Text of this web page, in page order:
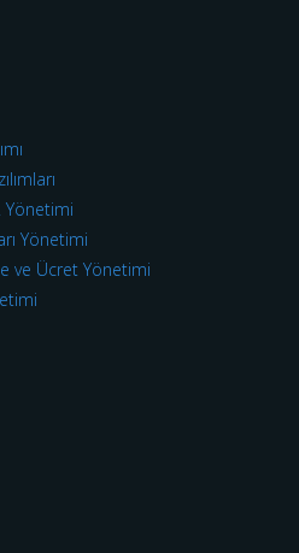
Yönetimi
Yönetimi
ve Ücret Yönetimi